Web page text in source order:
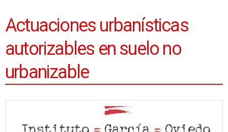
Actuaciones urbanísticas
autorizables en suelo no
urbanizable